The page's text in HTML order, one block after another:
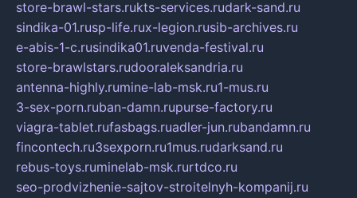
store-brawl-stars.rukts-services.rudark-sand.ru
sindika-01.rusp-life.rux-legion.rusib-archives.ru
e-abis-1-c.rusindika01.ruvenda-festival.ru
store-brawlstars.rudooraleksandria.ru
antenna-highly.rumine-lab-msk.ru1-mus.ru
3-sex-porn.ruban-damn.rupurse-factory.ru
viagra-tablet.rufasbags.ruadler-jun.rubandamn.ru
fincontech.ru3sexporn.ru1mus.rudarksand.ru
rebus-toys.ruminelab-msk.rurtdco.ru
seo-prodvizhenie-sajtov-stroitelnyh-kompanij.ru